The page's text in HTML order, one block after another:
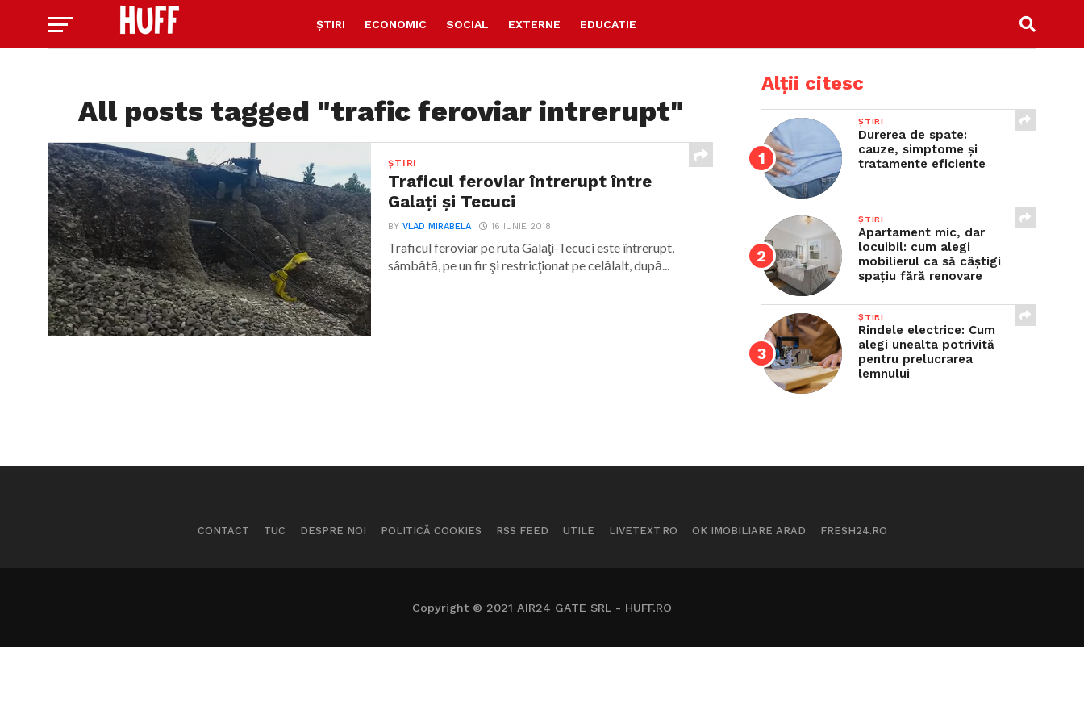
ȘTIRI ECONOMIC SOCIAL EXTERNE EDUCATIE
All posts tagged "trafic feroviar intrerupt"
ȘTIRI
Traficul feroviar întrerupt între
Galați și Tecuci
BYVLAD MIRABELA 16 IUNIE 2018
Traficul feroviar pe ruta Galaţi-Tecuci este întrerupt,
sâmbătă, pe un fir şi restricţionat pe celălalt, după...
Alții citesc
ȘTIRI
Durerea de spate:
cauze, simptome și
tratamente eficiente
ȘTIRI
Apartament mic, dar
locuibil: cum alegi
mobilierul ca să câștigi
spațiu fără renovare
ȘTIRI
Rindele electrice: Cum
alegi unealta potrivită
pentru prelucrarea
lemnului
CONTACT TUC DESPRE NOI POLITICĂ COOKIES RSS FEED UTILE LIVETEXT.RO OK IMOBILIARE ARAD FRESH24.RO
Copyright © 2021 AIR24 GATE SRL - HUFF.RO